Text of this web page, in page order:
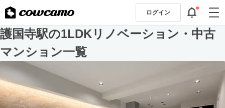
ログイン
護国寺駅の1LDKリノベーション・中古
マンション一覧